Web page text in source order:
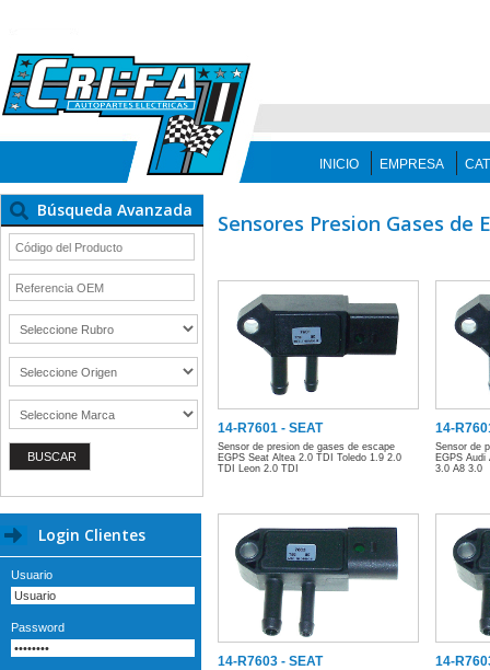
INICIO EMPRESA
Búsqueda Avanzada
Login Clientes
Usuario
Password
Sensores Presion Gases de
14-R7601 - SEAT
Sensor de presion de gases de escape
EGPS Seat Altea 2.0 TDI Toledo 1.9 2.0
TDI Leon 2.0 TDI
14-
Sensor de
EGPS
3.0 A8 3.0
14-R7603 - SEAT 14-